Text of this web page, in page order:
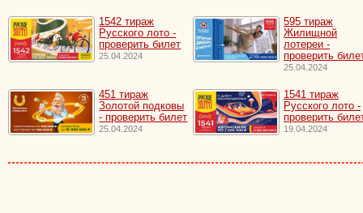
1542 тираж
Русского лото -
проверить билет
25.04.2024
595 тираж
Жилищной
лотереи -
проверить
25.04.2024
451 тираж
Золотой подковы
- проверить билет
25.04.2024
1541 тираж
Русского лото -
проверить
19.04.2024